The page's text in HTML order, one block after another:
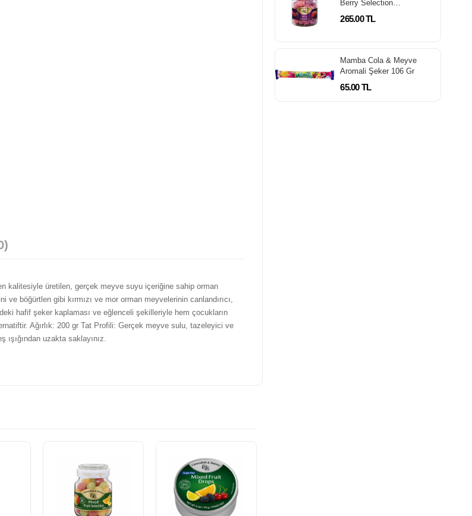
kalitesiyle üretilen, gerçek meyve suyu içeriğine sahip orman
böğürtlen gibi kırmızı ve mor orman meyvelerinin canlandırıcı,
hafif şeker kaplaması ve eğlenceli şekilleriyle hem çocukların
Ağırlık: 200 gr Tat Profili: Gerçek meyve sulu, tazeleyici ve
uzakta saklayınız.
Berry Selection
265.00 TL
Mamba Cola & Meyve
Aromali Şeker 106 Gr
65.00 TL